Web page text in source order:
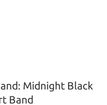
Midnight Black
Band